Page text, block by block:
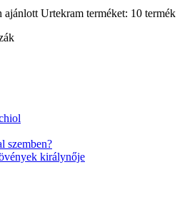
ajánlott Urtekram terméket: 10 termék
szemben?
királynője